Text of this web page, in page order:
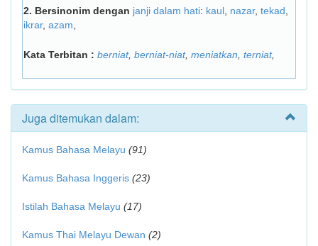
2. Bersinonim dengan janji dalam hati: kaul nazar, tekad
ikrar, azam
Kata Terbitan : berniat, berniat-niat, meniatkan terniat,
Juga ditemukan dalam:
Kamus Bahasa Melayu (91)
Kamus Bahasa Inggeris (23)
Istilah Bahasa Melayu (17)
Kamus Thai Melayu Dewan (2)